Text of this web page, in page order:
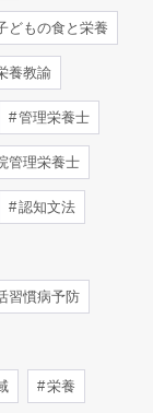
どもの食と栄養
養教諭
管理栄養士
管理栄養士
認知文法
習慣病予防
栄養